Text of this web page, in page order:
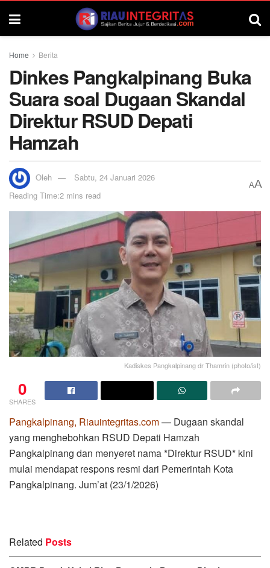
Home Berita
Dinkes Pangkalpinang Buka
Suara soal Dugaan Skandal
Direktur RSUD Depati
Hamzah
Oleh
Sabtu, 24 Januari 2026
Reading Time:2 mins read
AA
Kadiskes Pangkalpinang dr Thamrin (photo/ist)
0
SHARES
Pangkalpinang, Riauintegritas.com— Dugaan skandal
yang menghebohkan RSUD Depati Hamzah
Pangkalpinang dan menyeret nama *Direktur RSUD* kini
mulai mendapat respons resmi dari Pemerintah Kota
Pangkalpinang. Jum’at (23/1/2026)
Related Posts